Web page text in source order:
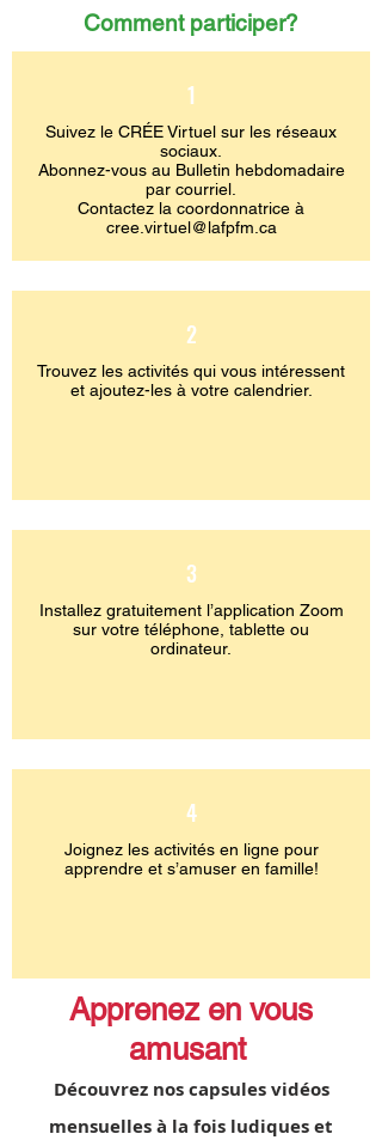
Comment participer?
1
Suivez le CRÉE Virtuel sur les réseaux
sociaux.
Abonnez-vous au Bulletin hebdomadaire
par courriel.
Contactez la coordonnatrice à
cree.virtuel@lafpfm.ca
2
Trouvez les activités qui vous intéressent
et ajoutez-les à votre calendrier.
3
Installez gratuitement l’application Zoom
sur votre téléphone, tablette ou
ordinateur.
4
Joignez les activités en ligne pour
apprendre et s’amuser en famille!
Apprenez en vous
amusant
Découvrez nos capsules vidéos
mensuelles à la fois ludiqueset